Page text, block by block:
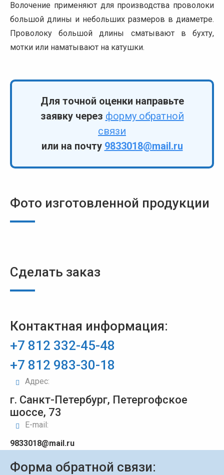
Волочение применяют для производства проволоки
большой длины и небольших размеров в диаметре.
Проволоку большой длины сматывают в бухту,
мотки или наматывают на катушки.
Для точной оценки направьте
заявку через форму обратной
связи
или на почту 9833018@mail.ru
Фото изготовленной продукции
Сделать заказ
Контактная информация:
+7 812 332-45-48
+7 812 983-30-18
Адрес:
г. Санкт-Петербург, Петергофское
шоссе, 73
E-mail:
9833018@mail.ru
Форма обратной связи: